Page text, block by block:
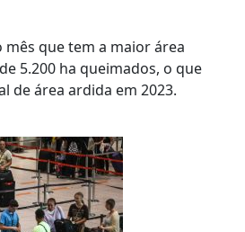
mês que tem a maior área
5.200 ha queimados, o que
de área ardida em 2023.